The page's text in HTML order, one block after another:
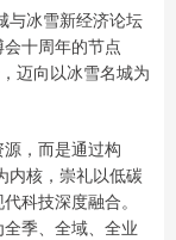
与冰雪新经济论坛
十周年的节点
迈向以冰雪名城为
，而是通过构
内核，崇礼以低碳
科技深度融合。
季、全域、全业